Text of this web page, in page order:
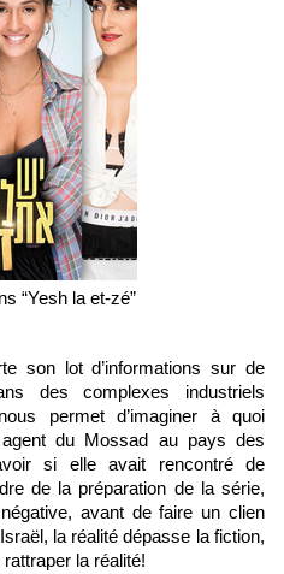
“Yesh la et-zé”
son lot d’informations sur de
des complexes industriels
permet d’imaginer à quoi
agent du Mossad au pays des
si elle avait rencontré de
de la préparation de la série,
avant de faire un clien
la réalité dépasse la fiction,
la réalité!